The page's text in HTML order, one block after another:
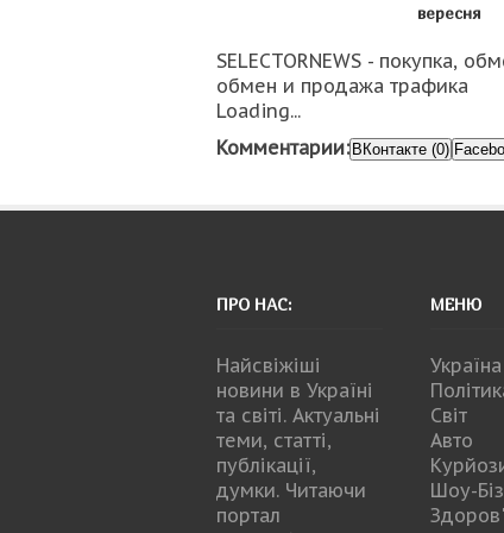
вересня
SELECTORNEWS - покупка,
обмен и продажа трафика
Loading...
Комментарии: ВКонтакте (0)
ПРО НАС:
Найсвіжіші
новини в Україні
та світі. Актуальні
теми, статті,
публікації,
думки. Читаючи
портал
МЕНЮ
Україна
Світ
Авто
Шоу-Біз